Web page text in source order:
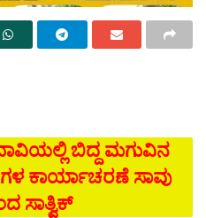
ಬಿದ್ದ ಮಗುವಿನ
ಕಾರ್ಯಾಚರಣೆ ಸಾವು
ಸಾತ್ವಿಕ್